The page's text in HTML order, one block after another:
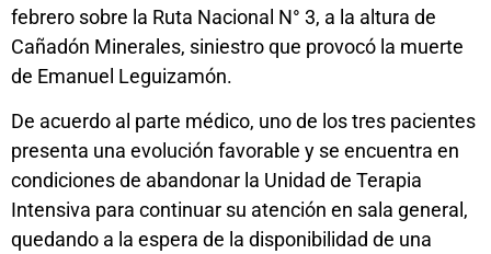
febrero sobre la Ruta Nacional N° 3, a la altura de
Cañadón Minerales, siniestro que provocó la muerte
de Emanuel Leguizamón.
De acuerdo al parte médico, uno de los tres pacientes
presenta una evolución favorable y se encuentra en
condiciones de abandonar la Unidad de Terapia
Intensiva para continuar su atención en sala general,
quedando a la espera de la disponibilidad de una